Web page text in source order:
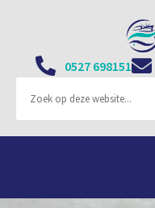
0527 698151